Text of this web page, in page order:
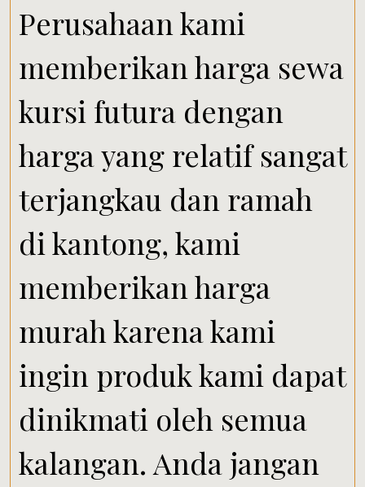
Perusahaan kami
memberikan harga sewa
kursi futura dengan
harga yang relatif sangat
terjangkau dan ramah
di kantong, kami
memberikan harga
murah karena kami
ingin produk kami dapat
dinikmati oleh semua
kalangan. Anda jangan